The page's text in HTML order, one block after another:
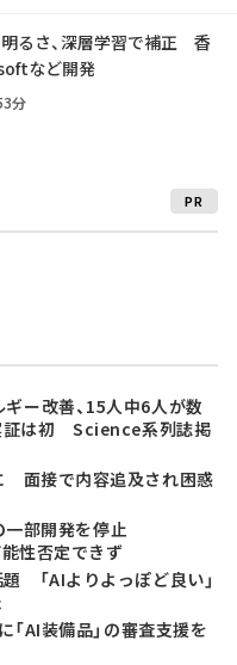
るさ、深層学習で補正 香
など開発
分
PR
ギー改善、15人中6人が数
は初 Science系列誌掲
面接で内容追及され困惑
一部開発を停止
性否定できず
「AIよりよっぽど良い」
AI装備品」の審査支援を